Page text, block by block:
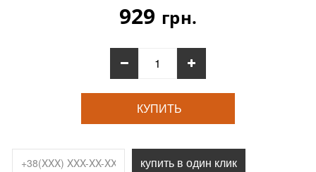
929 грн.
КУПИТЬ
купить в один клик